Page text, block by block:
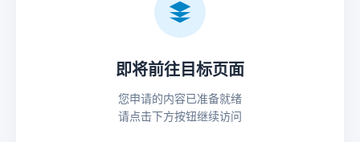
即将前往目标页面
您申请的内容已准备就绪
请点击下方按钮继续访问